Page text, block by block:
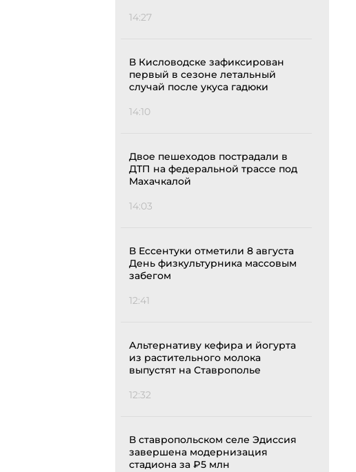
14:27
В Кисловодске зафиксирован
первый в сезоне летальный
случай после укуса гадюки
14:10
Двое пешеходов пострадали в
ДТП на федеральной трассе под
Махачкалой
14:03
В Ессентуки отметили 8 августа
День физкультурника массовым
забегом
12:41
Альтернативу кефира и йогурта
из растительного молока
выпустят на Ставрополье
12:32
В ставропольском селе Эдиссия
завершена модернизация
стадиона за ₽5 млн